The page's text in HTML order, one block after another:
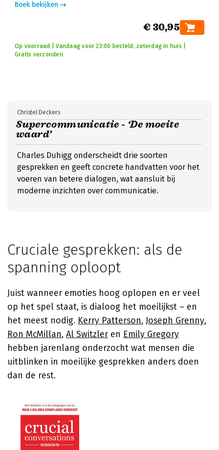
Boek bekijken
€ 30,95
Op voorraad | Vandaag voor 23:00 besteld, zaterdag in huis |
Gratis verzonden
Supercommunicatie - ‘De moeite
waard’
Christel Deckers
Charles Duhigg onderscheidt drie soorten
gesprekken en geeft concrete handvatten voor het
voeren van betere dialogen, wat aansluit bij
moderne inzichten over communicatie.
Cruciale gesprekken: als de
spanning oploopt
Juist wanneer emoties hoog oplopen en er veel
op het spel staat, is dialoog het moeilijkst – en
het meest nodig. Kerry Patterson, Joseph Grenny,
Ron McMillan, Al Switzler en Emily Gregory
hebben jarenlang onderzocht wat mensen die
uitblinken in moeilijke gesprekken anders doen
dan de rest.